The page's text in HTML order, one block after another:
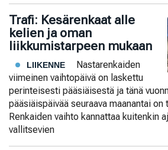
Trafi: Kesärenkaat alle
kelien ja oman
liikkumistarpeen mukaan
LIIKENNE
Nastarenkaiden
viimeinen vaihtopäivä on laskettu
perinteisesti pääsiäisestä ja tänä
pääsiäispäivää seuraava maanantai on
Renkaiden vaihto kannattaa kuitenkin
vallitsevien